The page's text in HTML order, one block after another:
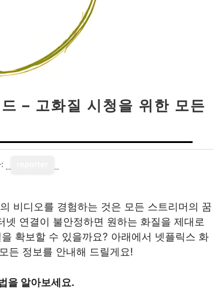
– 고화질 시청을 위한 모든
비디오를 경험하는 것은 모든 스트리머의 꿈
연결이 불안정하면 원하는 화질을 제대로
확보할 수 있을까요? 아래에서 넷플릭스 화
든 정보를 안내해 드릴게요!
을 알아보세요.